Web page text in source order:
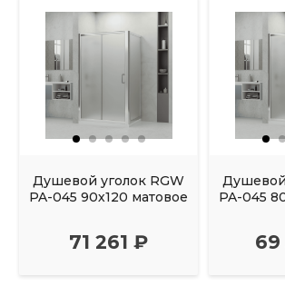
Душевой уголок RGW
PA-045 90х120 матовое
71 261 ₽
Душевой
PA-045
69